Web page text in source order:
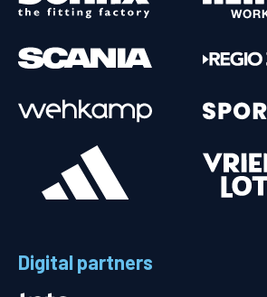
Digital partners